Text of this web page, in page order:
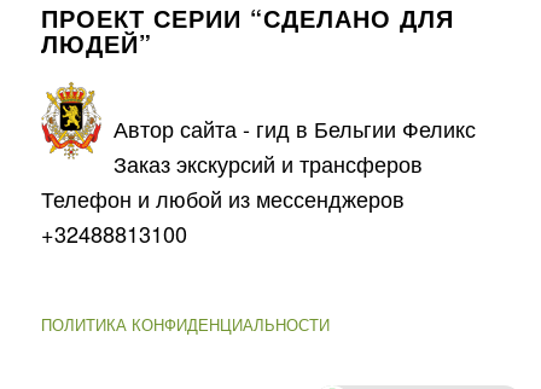
ПРОЕКТ СЕРИИ “СДЕЛАНО ДЛЯ
ЛЮДЕЙ”
Автор сайта - гид в Бельгии Феликс
Заказ экскурсий и трансферов
Телефон и любой из мессенджеров
+32488813100
ПОЛИТИКА КОНФИДЕНЦИАЛЬНОСТИ